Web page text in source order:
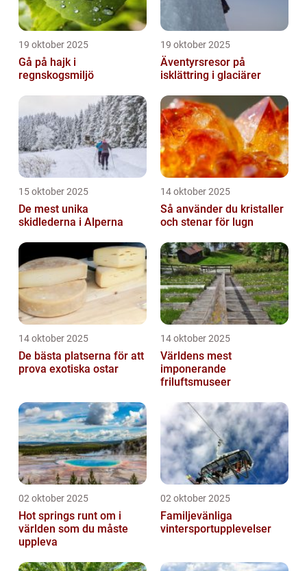
19 oktober 2025
Gå på hajk i
regnskogsmiljö
19 oktober 2025
Äventyrsresor på
isklättring i glaciärer
15 oktober 2025
De mest unika
skidlederna i Alperna
14 oktober 2025
Så använder du kristaller
och stenar för lugn
14 oktober 2025
De bästa platserna för att
prova exotiska ostar
14 oktober 2025
Världens mest
imponerande
friluftsmuseer
02 oktober 2025
Hot springs runt om i
världen som du måste
uppleva
02 oktober 2025
Familjevänliga
vintersportupplevelser